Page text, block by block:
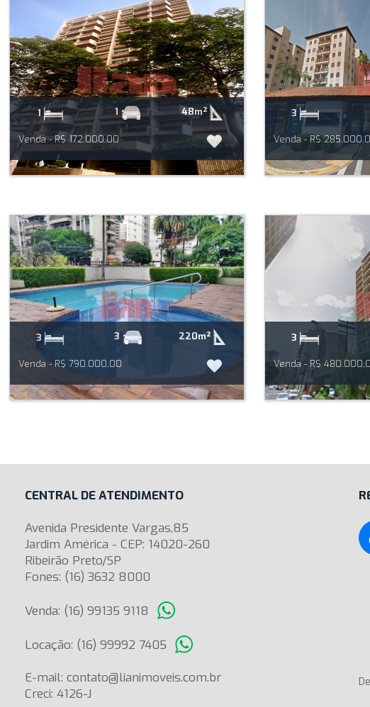
1 1 48m²
Venda - R$ 172.000,00
3
Venda - R$
3 3 220m²
Venda - R$ 790.000,00
3
Venda - R$
CENTRAL DE ATENDIMENTO
Avenida Presidente Vargas,85
Jardim América - CEP: 14020-260
Ribeirão Preto/SP
Fones: (16) 3632 8000
Venda: (16) 99135 9118
Locação: (16) 99992 7405
E-mail: contato@lianimoveis.com.br
Creci: 4126-J